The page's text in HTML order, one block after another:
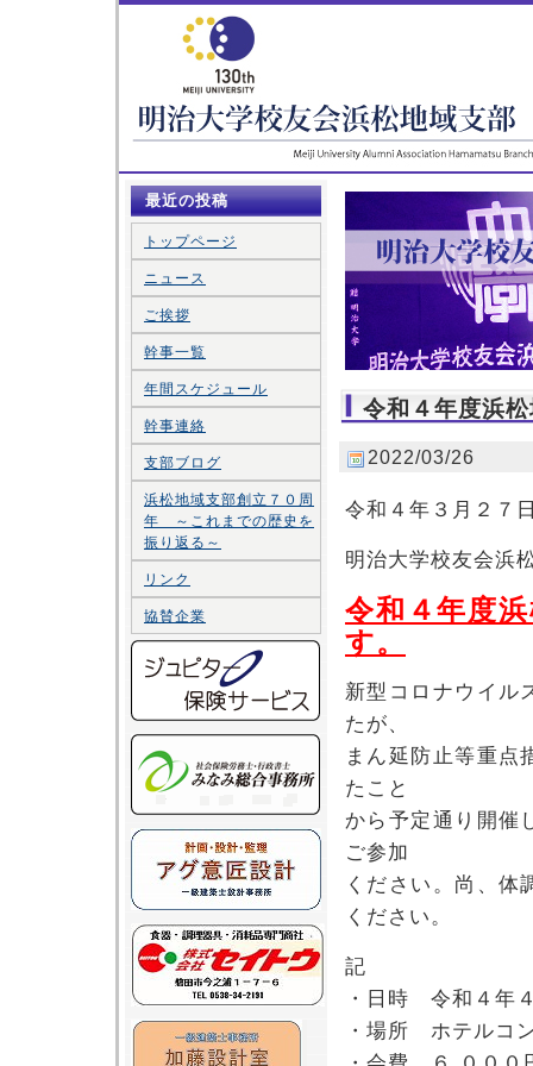
最近の投稿
トップページ
ニュース
ご挨拶
幹事一覧
年間スケジュール
幹事連絡
支部ブログ
浜松地域支部創立７０周
年 ～これまでの歴史を
振り返る～
リンク
協賛企業
令和４年度浜
2022/03/26
令和４年３月２７
明治大学校友会浜
令和４年度
す。
新型コロナウイル
たが、
まん延防止等重点
たこと
から予定通り開催
ご参加
ください。尚、体
ください。
記
・日時 令和４年
・場所 ホテルコ